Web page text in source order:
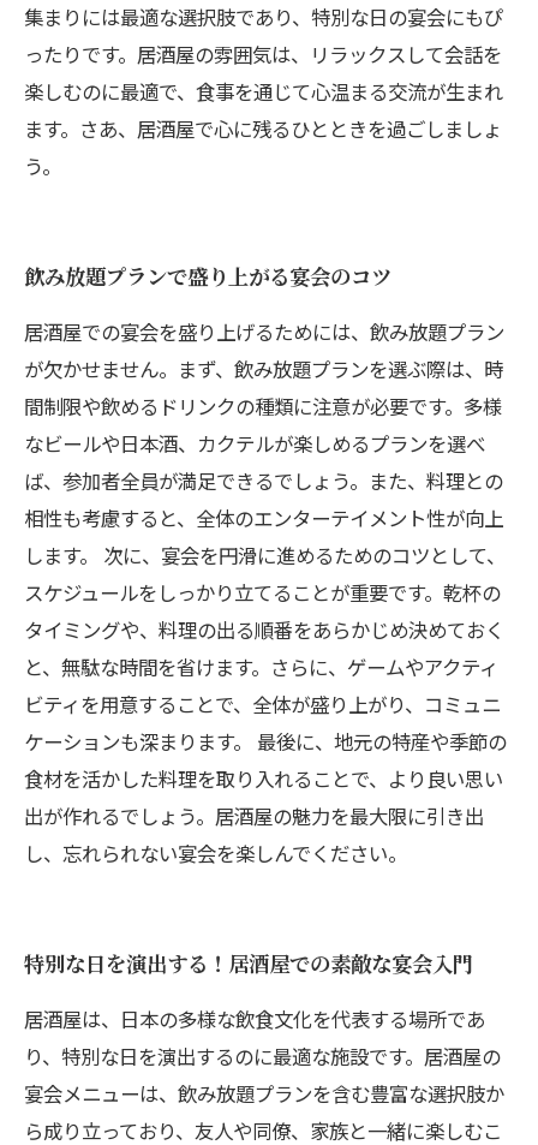
集まりには最適な選択肢であり、特別な日の宴会にもぴ
ったりです。居酒屋の雰囲気は、リラックスして会話を
楽しむのに最適で、食事を通じて心温まる交流が生まれ
ます。さあ、居酒屋で心に残るひとときを過ごしましょ
う。
飲み放題プランで盛り上がる宴会のコツ
居酒屋での宴会を盛り上げるためには、飲み放題プラン
が欠かせません。まず、飲み放題プランを選ぶ際は、時
間制限や飲めるドリンクの種類に注意が必要です。多様
なビールや日本酒、カクテルが楽しめるプランを選べ
ば、参加者全員が満足できるでしょう。また、料理との
相性も考慮すると、全体のエンターテイメント性が向上
します。 次に、宴会を円滑に進めるためのコツとして、
スケジュールをしっかり立てることが重要です。乾杯の
タイミングや、料理の出る順番をあらかじめ決めておく
と、無駄な時間を省けます。さらに、ゲームやアクティ
ビティを用意することで、全体が盛り上がり、コミュニ
ケーションも深まります。 最後に、地元の特産や季節の
食材を活かした料理を取り入れることで、より良い思い
出が作れるでしょう。居酒屋の魅力を最大限に引き出
し、忘れられない宴会を楽しんでください。
特別な日を演出する！居酒屋での素敵な宴会入門
居酒屋は、日本の多様な飲食文化を代表する場所であ
り、特別な日を演出するのに最適な施設です。居酒屋の
宴会メニューは、飲み放題プランを含む豊富な選択肢か
ら成り立っており、友人や同僚、家族と一緒に楽しむこ